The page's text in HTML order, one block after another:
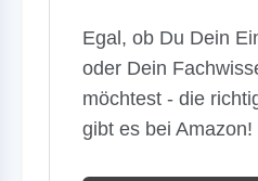
Egal, ob Du Dein
oder Dein
möchtest - die
gibt es bei Amazon!